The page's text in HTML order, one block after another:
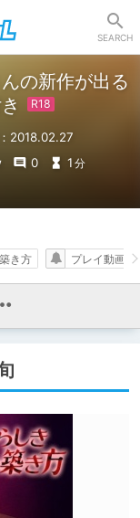
SEARCH
の新作が出る
2018.02.27
0 1 分
き方 プレイ動画